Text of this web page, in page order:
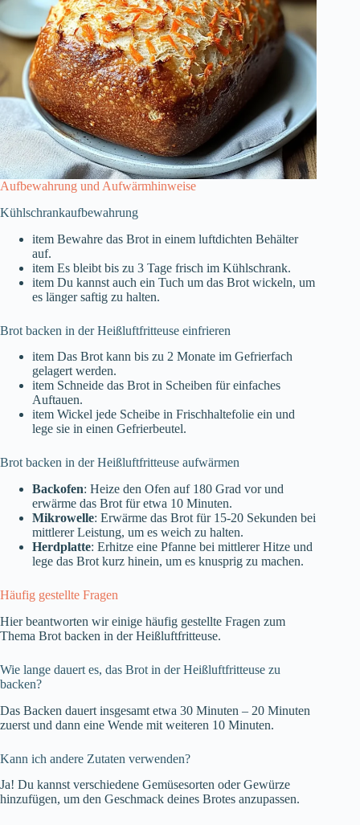
Aufbewahrung und Aufwärmhinweise
Kühlschrankaufbewahrung
item Bewahre das Brot in einem luftdichten Behälter
auf.
item Es bleibt bis zu 3 Tage frisch im Kühlschrank.
item Du kannst auch ein Tuch um das Brot wickeln, um
es länger saftig zu halten.
Brot backen in der Heißluftfritteuse einfrieren
item Das Brot kann bis zu 2 Monate im Gefrierfach
gelagert werden.
item Schneide das Brot in Scheiben für einfaches
Auftauen.
item Wickel jede Scheibe in Frischhaltefolie ein und
lege sie in einen Gefrierbeutel.
Brot backen in der Heißluftfritteuse aufwärmen
Backofen: Heize den Ofen auf 180 Grad vor und
erwärme das Brot für etwa 10 Minuten.
Mikrowelle: Erwärme das Brot für 15-20 Sekunden bei
mittlerer Leistung, um es weich zu halten.
Herdplatte: Erhitze eine Pfanne bei mittlerer Hitze und
lege das Brot kurz hinein, um es knusprig zu machen.
Häufig gestellte Fragen
Hier beantworten wir einige häufig gestellte Fragen zum
Thema Brot backen in der Heißluftfritteuse.
Wie lange dauert es, das Brot in der Heißluftfritteuse zu
backen?
Das Backen dauert insgesamt etwa 30 Minuten – 20 Minuten
zuerst und dann eine Wende mit weiteren 10 Minuten.
Kann ich andere Zutaten verwenden?
Ja! Du kannst verschiedene Gemüsesorten oder Gewürze
hinzufügen, um den Geschmack deines Brotes anzupassen.